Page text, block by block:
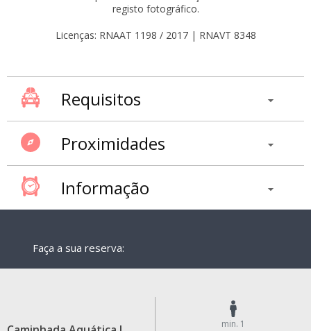
registo fotográfico.
Licenças: RNAAT 1198 / 2017 | RNAVT 8348
Requisitos
Proximidades
Informação
Faça a sua reserva:
min. 1